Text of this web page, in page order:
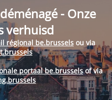
- Onze
verhuisd
régional be.brussels ou via
portaal be.brusselsof via